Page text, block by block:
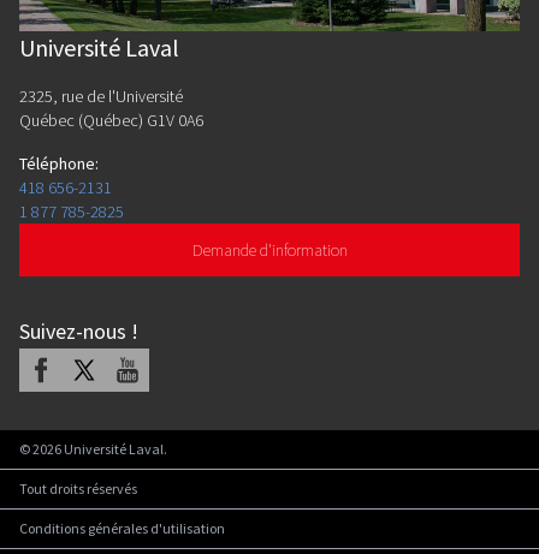
Université Laval
2325, rue de l'Université
Québec (Québec) G1V 0A6
Téléphone:
418 656-2131
1 877 785-2825
Demande d'information
Suivez-nous !
Facebook Youtube
©2026 Université Laval.
Tout droits réservés
Conditions générales d'utilisation